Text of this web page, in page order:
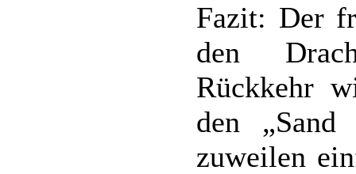
Fazit: Der
den
Rückkehr
den
zuweilen